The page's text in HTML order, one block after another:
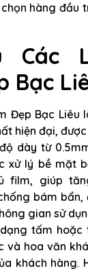
hàng đầu
Các
Bạc
Đẹp Bạc Liêu
hiện đại,
dày từ
xử lý bề mặt
film, giúp
bám
gian sử
tấm hoặc
và hoa văn
khách hàng.